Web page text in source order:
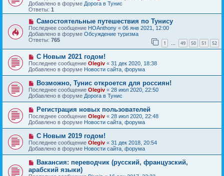
е
б
щ
е
н
и
е
в
о
е
с
о
б
щ
е
н
и
е
Добавлено в форуме Дорога в Тунис
Ответы: 1
Н
о
в
о
е
с
о
о
б
е
н
и
е
Самостоятельные путешествия по Тунису
Последнее сообщение HOAnthony « 06 янв 2021, 12:00
Добавлено в форуме Обсуждение туризма
Ответы: 765 1 … 49 50 51 52
Н
о
в
о
е
с
о
о
б
щ
е
н
и
е
С Новым 2021 годом!
Последнее сообщение Olegiv « 31 дек 2020, 18:38
Добавлено в форуме Новости сайта, форума
Н
о
в
о
е
с
о
о
б
щ
е
н
и
е
Возможно, Тунис откроется для россиян!
Последнее сообщение Olegiv « 28 июл 2020, 22:50
Добавлено в форуме Дорога в Тунис
Н
о
в
о
с
о
о
б
щ
е
н
Регистрация новых пользователей
Последнее сообщение Olegiv « 28 июл 2020, 22:48
Добавлено в форуме Новости сайта, форума
Н
о
в
о
е
с
о
С Новым 2019 годом!
Последнее сообщение Olegiv « 31 дек 2018, 20:54
Добавлено в форуме Новости сайта, форума
Н
в
Вакансия: переводчик (русский, французский,
арабский языки)